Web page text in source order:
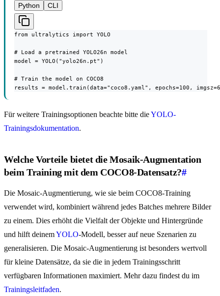
Python
CLI
from ultralytics import YOLO
# Load a pretrained YOLO26n model
model = YOLO("yolo26n.pt")
# Train the model on COCO8
results = model.train(data="coco8.yaml", epochs=100,
Für weitere Trainingsoptionen beachte bitte dieYOLO-
Trainingsdokumentation.
Welche Vorteile bietet die Mosaik-Augmentation
beim Training mit dem COCO8-Datensatz?#
Die Mosaic-Augmentierung, wie sie beim COCO8-Training
verwendet wird, kombiniert während jedes Batches mehrere Bilder
zu einem. Dies erhöht die Vielfalt der Objekte und Hintergründe
und hilft deinemYOLO-Modell, besser auf neue Szenarien zu
generalisieren. Die Mosaic-Augmentierung ist besonders wertvoll
für kleine Datensätze, da sie die in jedem Trainingsschritt
verfügbaren Informationen maximiert. Mehr dazu findest du im
Trainingsleitfaden.